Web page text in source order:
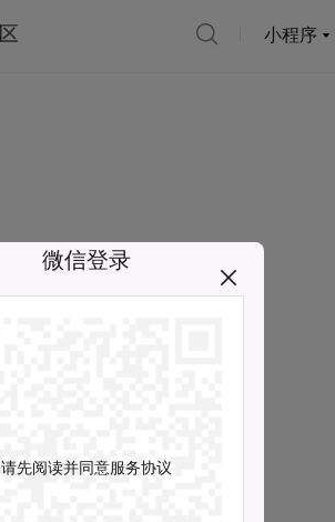
小程序
微信登录
请先阅读并同意服务协议